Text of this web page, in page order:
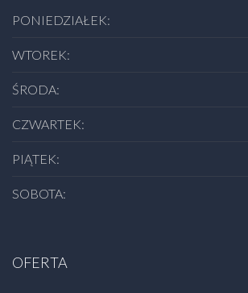
PONIEDZIAŁEK:
WTOREK:
ŚRODA:
CZWARTEK:
PIĄTEK:
SOBOTA:
OFERTA